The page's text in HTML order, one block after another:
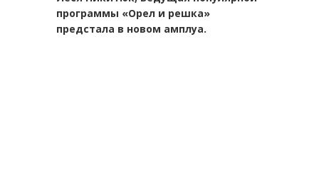
программы «Орел и решка»
предстала в новом амплуа.